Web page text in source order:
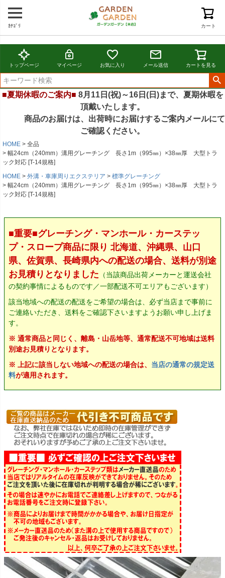
カート
ｶﾃｺﾞﾘ
トップページ マイページ お気に入り メール送信 カートを見る
■夏期休暇のご案内■ 8月11日(祝)～16日(日)まで、夏期休暇を
頂戴いたします。
商品のお届けは、出荷時にお届けするご案内メールにて
ご確認ください。
HOME
全品
幅24cm（240mm）溝用グレーチング 長さ1m（995㎜）×38㎜厚 大型トラ
ック対応 [T-14規格]
HOME
外溝・車庫周りエクステリア
標準グレーチング
幅24cm（240mm）溝用グレーチング 長さ1m（995㎜）×38㎜厚 大型トラ
ック対応 [T-14規格]
■重要■グレーチング・マンホール・カーステッ
プ・スロープ商品に限り 北海道、沖縄県、山口
県、佐賀県、長崎県内への配送の場合、送料が別途
お見積りとなりました （当該商品出荷メーカーと運送会社
の契約事情によるものです／一部配送不可エリアもございます）
該当地域への配送の配送をご希望の場合は、必ず当店まで事前に
ご連絡いただき、送料をご確認下さいますようお願い申し上げま
す。
※ 通常商品と同じく、離島・山岳地等、通常配送不可地域は送料
別途お見積りとなります。
※ 上記に該当しない地域への配送の場合は、 当店の通常の規定送
料が適用されます。